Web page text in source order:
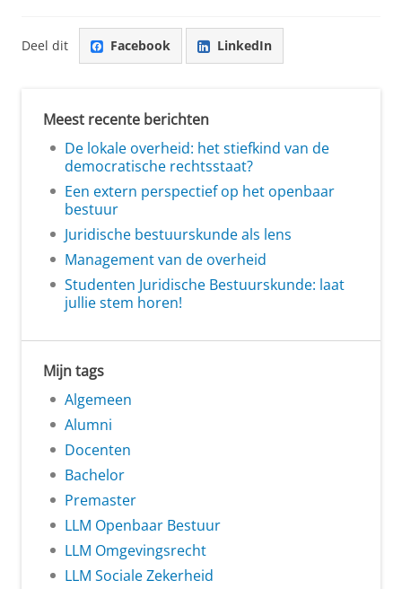
Deel dit Facebook LinkedIn
Meest recente berichten
De lokale overheid: het stiefkind van de
democratische rechtsstaat?
Een extern perspectief op het openbaar
bestuur
Juridische bestuurskunde als lens
Management van de overheid
Studenten Juridische Bestuurskunde: laat
jullie stem horen!
Mijn tags
Algemeen
Alumni
Docenten
Bachelor
Premaster
LLM Openbaar Bestuur
LLM Omgevingsrecht
LLM Sociale Zekerheid